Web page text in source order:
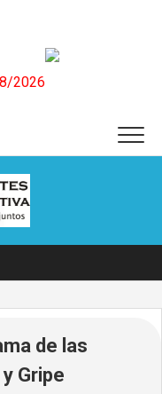
2026
de las
Gripe